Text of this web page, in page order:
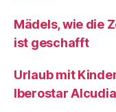
Mädels, wie die
ist geschafft
Urlaub mit
Iberostar